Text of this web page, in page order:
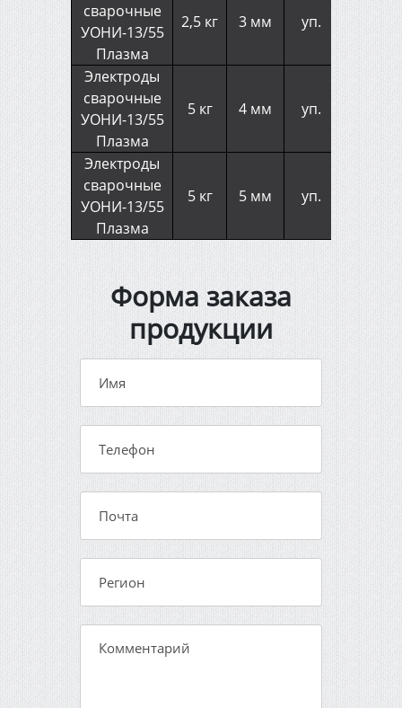
сварочные
УОНИ-13/55
Плазма
2,5 кг 3 мм уп.
Электроды
сварочные
УОНИ-13/55
Плазма
5 кг 4 мм уп.
Электроды
сварочные
УОНИ-13/55
Плазма
5 кг 5 мм уп.
Форма заказа
продукции